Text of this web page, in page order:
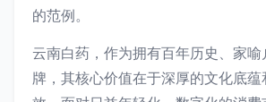
的范例。
云南白药，作为拥有百年历史、家喻
牌，其核心价值在于深厚的文化底